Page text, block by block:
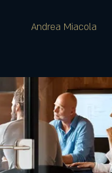
Andrea Miacola